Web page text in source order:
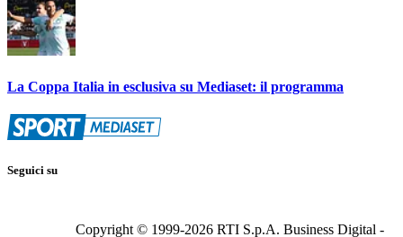
La Coppa Italia in esclusiva su Mediaset: il programma
Seguici su
Copyright © 1999-2026 RTI S.p.A. Business Digital -